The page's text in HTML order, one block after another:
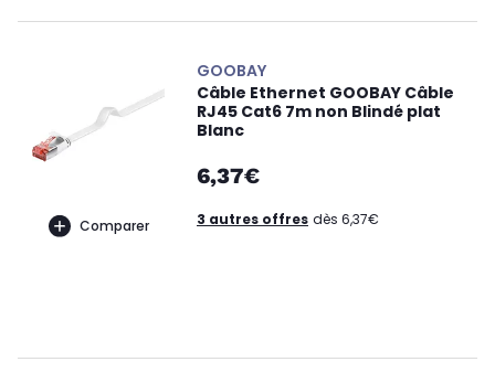
Comparer
GOOBAY
Câble Ethernet GOOBAY Câble
RJ45 Cat6 7m non Blindé plat
Blanc
6,37€
3 autres offres dès 6,37€